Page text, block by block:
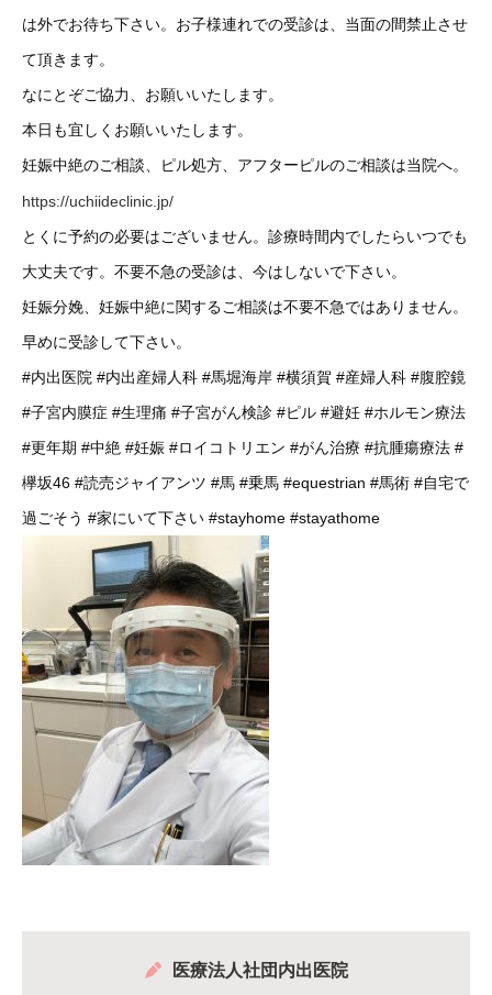
は外でお待ち下さい。お子様連れでの受診は、当面の間禁止させ
て頂きます。
なにとぞご協力、お願いいたします。
本日も宜しくお願いいたします。
妊娠中絶のご相談、ピル処方、アフターピルのご相談は当院へ。
https://uchiideclinic.jp/
とくに予約の必要はございません。診療時間内でしたらいつでも
大丈夫です。不要不急の受診は、今はしないで下さい。
妊娠分娩、妊娠中絶に関するご相談は不要不急ではありません。
早めに受診して下さい。
#内出医院 #内出産婦人科 #馬堀海岸 #横須賀 #産婦人科 #腹腔鏡
#子宮内膜症 #生理痛 #子宮がん検診 #ピル #避妊 #ホルモン療法
#更年期 #中絶 #妊娠 #ロイコトリエン #がん治療 #抗腫瘍療法 #
欅坂46 #読売ジャイアンツ #馬 #乗馬 #equestrian #馬術 #自宅で
過ごそう #家にいて下さい #stayhome #stayathome
医療法人社団内出医院